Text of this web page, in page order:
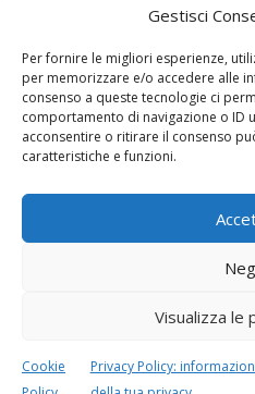
Gestisci
Per fornire le migliori esperienze,
per memorizzare e/o accedere alle
consenso a queste tecnologie ci
comportamento di navigazione o ID
acconsentire o ritirare il consenso
caratteristiche e funzioni.
Visualizza le
Cookie
Privacy Policy:
Vaccini
lavoretti, biglietti
d’auguri, filastrocche